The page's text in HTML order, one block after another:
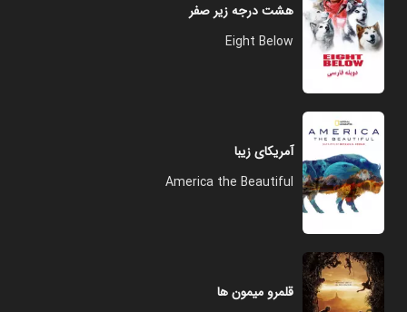
هشت درجه زیر صفر
Eight Below
آمریکای زیبا
America the Beautiful
قلمرو میمون ها